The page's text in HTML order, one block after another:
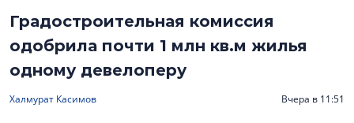
Градостроительная комиссия
одобрила почти 1 млн кв.м жилья
одному девелоперу
Халмурат Касимов Вчера в 11:51